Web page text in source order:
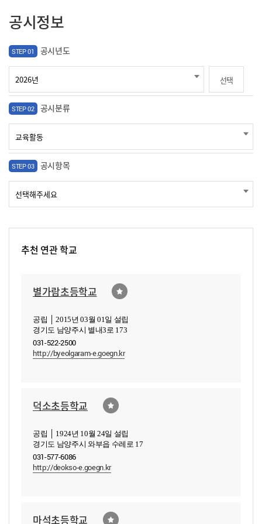
공시정보
STEP 01 공시년도
선택
STEP 02 공시분류
STEP 03 공시항목
추천 연관 학교
별가람초등학교
공립 │ 2015년 03월 01일 설립
경기도 남양주시 별내3로 173
031-522-2500
http://byeolgaram-e.goegn.kr
덕소초등학교
공립 │ 1924년 10월 24일 설립
경기도 남양주시 와부읍 수레로 17
031-577-6086
http://deokso-e.goegn.kr
마석초등학교